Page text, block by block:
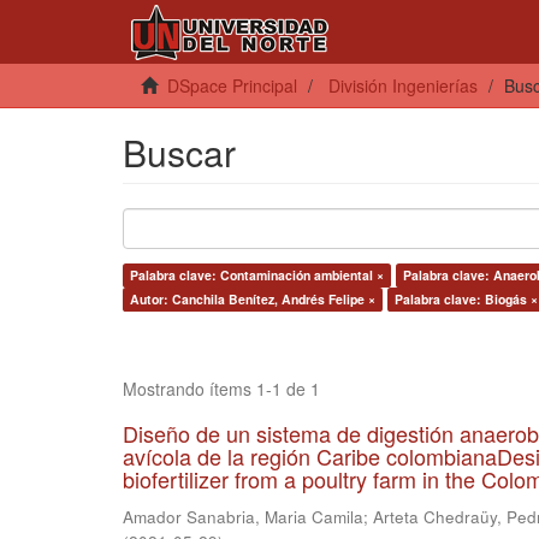
DSpace Principal División Ingenierías
Buscar
Palabra clave: Contaminación ambiental × Palabra clave:
Autor: Canchila Benítez, Andrés Felipe ×
Palabra clave: Biogás ×
Mostrando ítems 1-1 de 1
Diseño de un sistema de digestión
avícola de la región Caribe
biofertilizer from a poultry farm in the
Amador Sanabria, Maria Camila; Arteta Chedraüy,